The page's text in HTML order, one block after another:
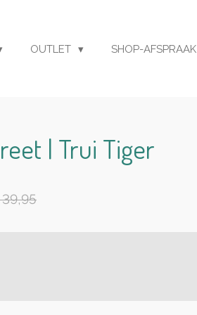
OUTLET SHOP-AFSPRAAK
| Trui Tiger